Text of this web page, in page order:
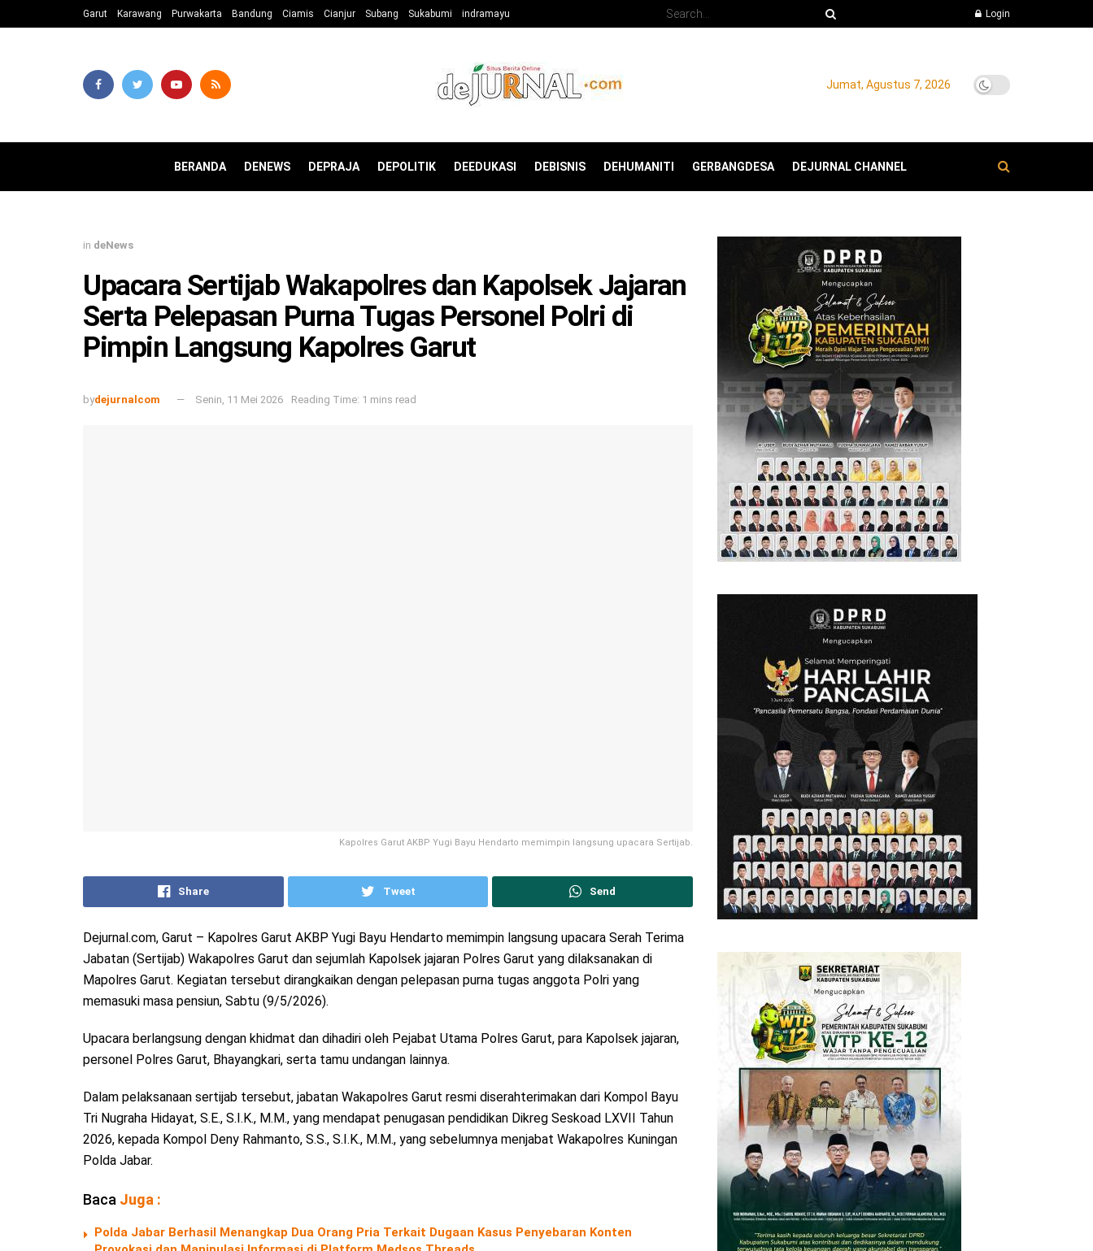
Garut Karawang Purwakarta Bandung Ciamis Cianjur Subang Sukabumi indramayu Login
Jumat, Agustus 7, 2026
BERANDA DENEWS DEPRAJA DEPOLITIK DEEDUKASI DEBISNIS DEHUMANITI GERBANGDESA DEJURNAL CHANNEL
in deNews
Upacara Sertijab Wakapolres dan Kapolsek Jajaran
Serta Pelepasan Purna Tugas Personel Polri di
Pimpin Langsung Kapolres Garut
bydejurnalcom Senin, 11 Mei 2026 Reading Time: 1 mins read
Kapolres Garut AKBP Yugi Bayu Hendarto memimpin langsung upacara Sertijab.
Share Tweet Send
Dejurnal.com, Garut – Kapolres Garut AKBP Yugi Bayu Hendarto memimpin langsung upacara Serah Terima
Jabatan (Sertijab) Wakapolres Garut dan sejumlah Kapolsek jajaran Polres Garut yang dilaksanakan di
Mapolres Garut. Kegiatan tersebut dirangkaikan dengan pelepasan purna tugas anggota Polri yang
memasuki masa pensiun, Sabtu (9/5/2026).
Upacara berlangsung dengan khidmat dan dihadiri oleh Pejabat Utama Polres Garut, para Kapolsek jajaran,
personel Polres Garut, Bhayangkari, serta tamu undangan lainnya.
Dalam pelaksanaan sertijab tersebut, jabatan Wakapolres Garut resmi diserahterimakan dari Kompol Bayu
Tri Nugraha Hidayat, S.E., S.I.K., M.M., yang mendapat penugasan pendidikan Dikreg Seskoad LXVII Tahun
2026, kepada Kompol Deny Rahmanto, S.S., S.I.K., M.M., yang sebelumnya menjabat Wakapolres Kuningan
Polda Jabar.
Baca Juga :
Polda Jabar Berhasil Menangkap Dua Orang Pria Terkait Dugaan Kasus Penyebaran Konten